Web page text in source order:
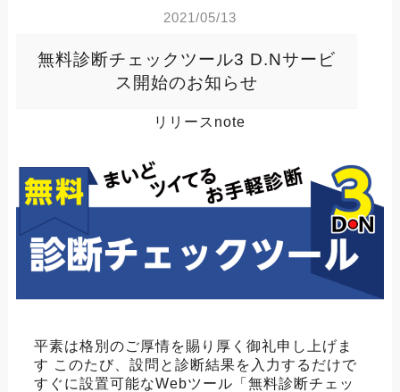
2021/05/13
無料診断チェックツール3 D.Nサービ
ス開始のお知らせ
リリースnote
平素は格別のご厚情を賜り厚く御礼申し上げま
す このたび、設問と診断結果を入力するだけで
すぐに設置可能なWebツール「無料診断チェッ